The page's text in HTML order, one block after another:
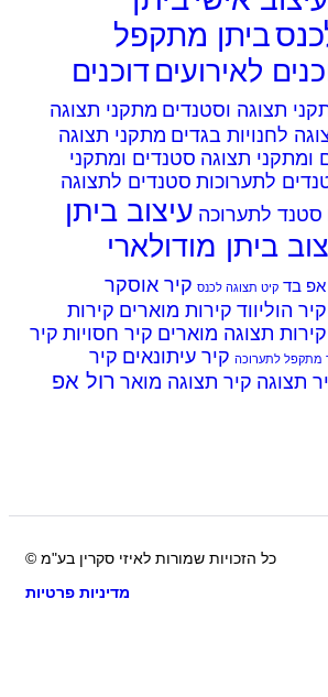
ביתן מתקפל
לאירועיםדוכנים
וסטנדים מתקני תצוגה
בגדים מתקני תצוגה
תצוגה סטנדים ומתקני
סטנדים לתצוגה
לתערוכה עיצוב ביתן
מודולארי
קיט תצוגה לכנס קיר אוסקר
קירות מוארים קירות
תצוגה מוארים קיר חסויות קיר
קיר עיתונאים קיר
קיר תצוגה מואר רול אפ
כל הזכויות שמורות לאיזי סקרין בע"מ ©
מדיניות פרטיות